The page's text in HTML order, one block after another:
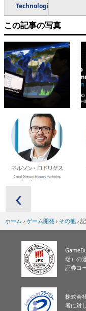
Technologies
この記事の写真
‹
ホーム › ゲーム開発 › その他 ›
場）の
証券コ
株式会
者に対